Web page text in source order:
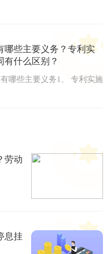
哪些主要义务？专利实
有什么区别？
哪些主要义务1、 专利实施
劳动
息挂